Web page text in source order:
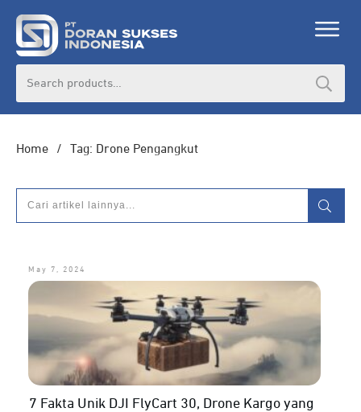
Home / Tag: Drone Pengangkut
May 7, 2024
7 Fakta Unik DJI FlyCart 30, Drone Kargo yang